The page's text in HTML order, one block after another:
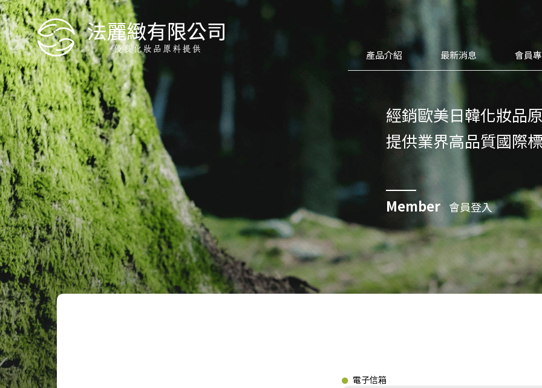
產品介紹 最新消息 會員
經銷歐美日韓化妝品
提供業界高品質國際
Member 會員登入
電子信箱